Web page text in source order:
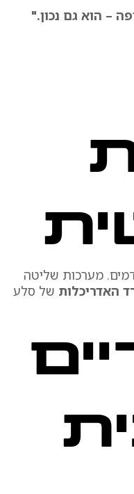
– הוא גם נכון."
מערכות שליטה
האדריכלות של סלע